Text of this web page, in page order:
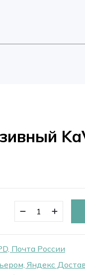
Почта России
Яндекс